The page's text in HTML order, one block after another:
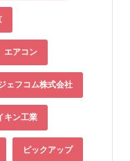
エアコン
ェフコム株式会社
キン工業
ピックアップ